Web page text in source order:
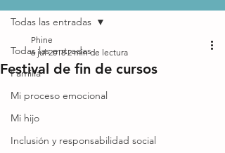
Todas las entradas
Familia
Mi proceso emocional
Mi hijo
Inclusión y responsabilidad social
Todas las entradas
Festival de fin de cursos
Phine
6 jul 2018 2 min de lectura